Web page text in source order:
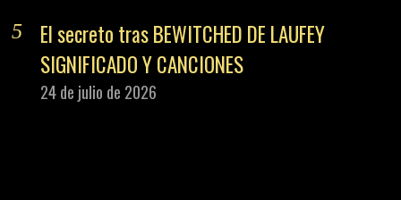
El secreto tras BEWITCHED DE LAUFEY
SIGNIFICADO Y CANCIONES
24 de julio de 2026